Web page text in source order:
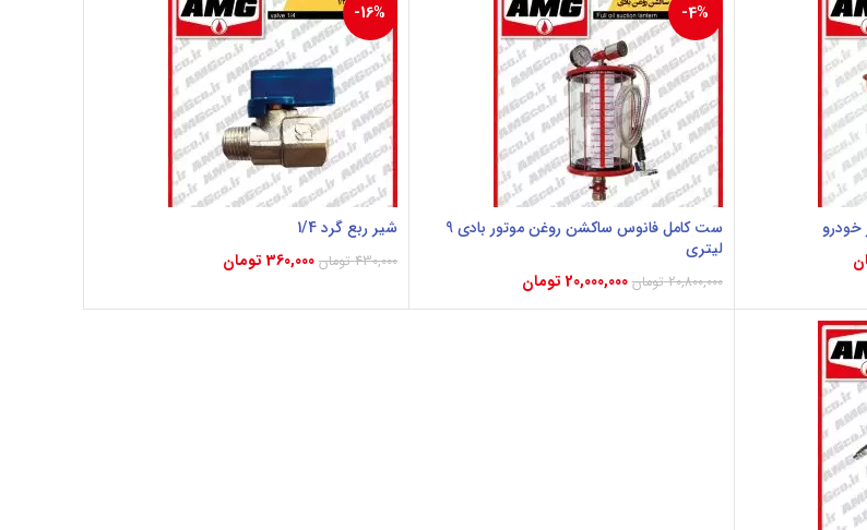
خودرو
-4%
ست کامل فانوس ساکشن روغن موتور بادی 9
لیتری
20,800,000 تومان 20,000,000 تومان
افزودن به سبد خرید
-16%
شیر ربع گرد 1/4
430,000 تومان 360,000 تومان